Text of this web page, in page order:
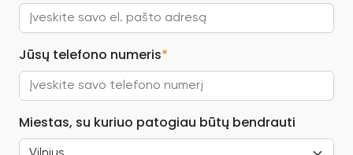
Jūsų telefono numeris*
Miestas, su kuriuo patogiau būtų bendrauti